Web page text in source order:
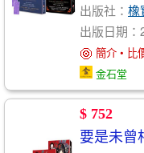
出版社： 橡
出版日期
簡介 • 比
金石堂
$ 752
要是未曾